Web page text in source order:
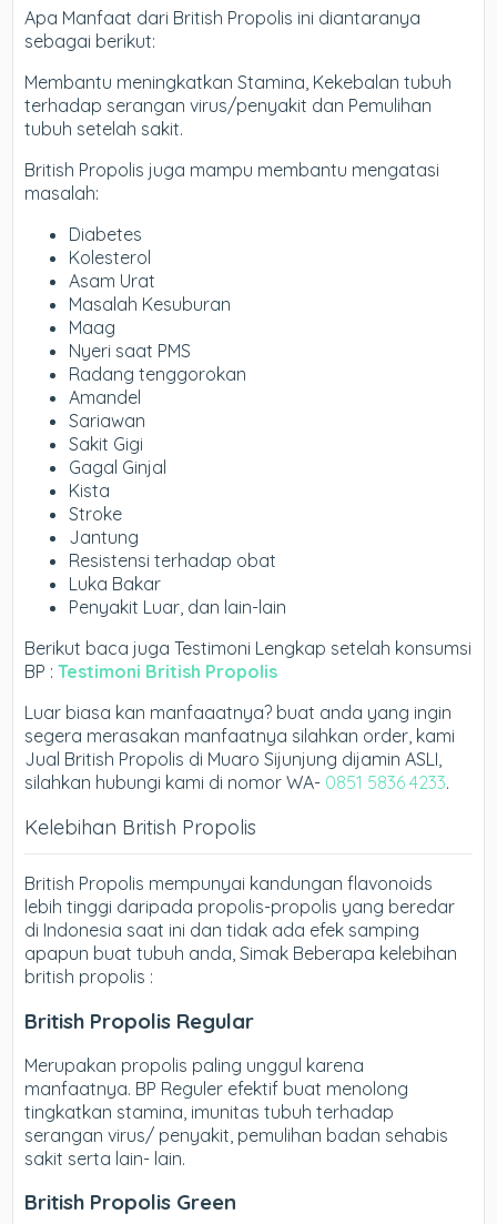
Apa Manfaat dari British Propolis ini diantaranya
sebagai berikut:
Membantu meningkatkan Stamina, Kekebalan tubuh
terhadap serangan virus/penyakit dan Pemulihan
tubuh setelah sakit.
British Propolis juga mampu membantu mengatasi
masalah:
Diabetes
Kolesterol
Asam Urat
Masalah Kesuburan
Maag
Nyeri saat PMS
Radang tenggorokan
Amandel
Sariawan
Sakit Gigi
Gagal Ginjal
Kista
Stroke
Jantung
Resistensi terhadap obat
Luka Bakar
Penyakit Luar, dan lain-lain
Berikut baca juga Testimoni Lengkap setelah konsumsi
BP :Testimoni British Propolis
Luar biasa kan manfaaatnya? buat anda yang ingin
segera merasakan manfaatnya silahkan order, kami
Jual British Propolis di Muaro Sijunjung dijamin ASLI,
silahkan hubungi kami di nomor WA- 0851 5836 4233.
Kelebihan British Propolis
British Propolis mempunyai kandungan flavonoids
lebih tinggi daripada propolis-propolis yang beredar
di Indonesia saat ini dan tidak ada efek samping
apapun buat tubuh anda, Simak Beberapa kelebihan
british propolis :
British Propolis Regular
Merupakan propolis paling unggul karena
manfaatnya. BP Reguler efektif buat menolong
tingkatkan stamina, imunitas tubuh terhadap
serangan virus/ penyakit, pemulihan badan sehabis
sakit serta lain- lain.
British Propolis Green